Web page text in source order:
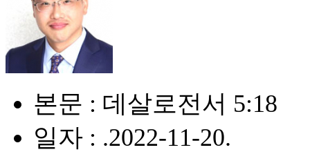
본문 : 데살로전서 5:18
일자 : .2022-11-20.